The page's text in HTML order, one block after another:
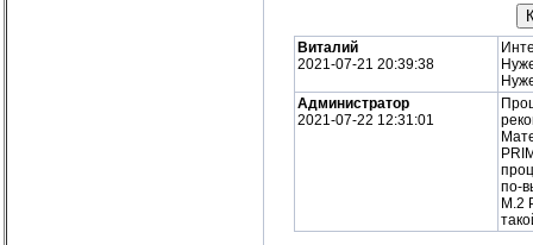
Виталий
2021-07-21 20:39:38
Администратор
2021-07-22 12:31:01
по-
M.2